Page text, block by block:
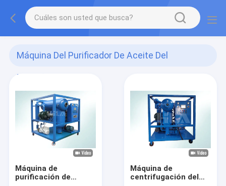
Máquina Del Purificador De Aceite Del
Transformador
(36)
Máquina de
purificación de
Máquina de
centrifugación del